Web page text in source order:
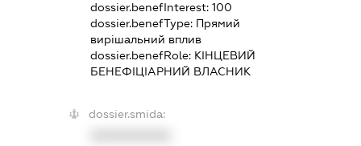
dossier.benefInterest:100
dossier.benefType: Прямий
вирішальний вплив
dossier.benefRole: КІНЦЕВИЙ
БЕНЕФІЦІАРНИЙ ВЛАСНИК
dossier.smida: